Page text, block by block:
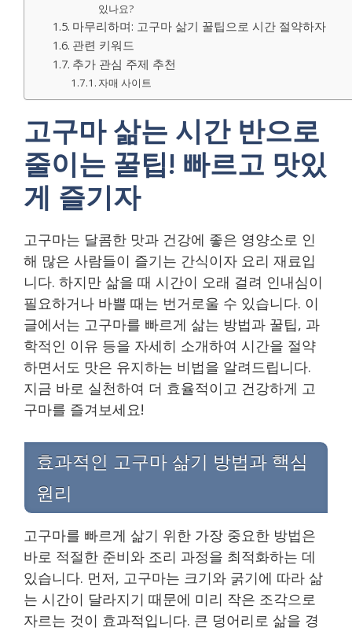
있나요?
마무리하며: 고구마 삶기 꿀팁으로 시간 절약하자
관련 키워드
추가 관심 주제 추천
자매 사이트
고구마 삶는 시간 반으로
줄이는 꿀팁! 빠르고 맛있
게 즐기자
고구마는 달콤한 맛과 건강에 좋은 영양소로 인
해 많은 사람들이 즐기는 간식이자 요리 재료입
니다. 하지만 삶을 때 시간이 오래 걸려 인내심이
필요하거나 바쁠 때는 번거로울 수 있습니다. 이
글에서는 고구마를 빠르게 삶는 방법과 꿀팁, 과
학적인 이유 등을 자세히 소개하여 시간을 절약
하면서도 맛은 유지하는 비법을 알려드립니다.
지금 바로 실천하여 더 효율적이고 건강하게 고
구마를 즐겨보세요!
효과적인 고구마 삶기 방법과 핵심
원리
고구마를 빠르게 삶기 위한 가장 중요한 방법은
바로 적절한 준비와 조리 과정을 최적화하는 데
있습니다. 먼저, 고구마는 크기와 굵기에 따라 삶
는 시간이 달라지기 때문에 미리 작은 조각으로
자르는 것이 효과적입니다. 큰 덩어리로 삶을 경